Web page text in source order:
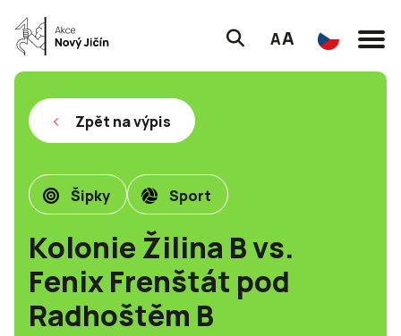
AA
Zpět na výpis
Šipky Sport
Kolonie Žilina B vs.
Fenix Frenštát pod
Radhoštěm B